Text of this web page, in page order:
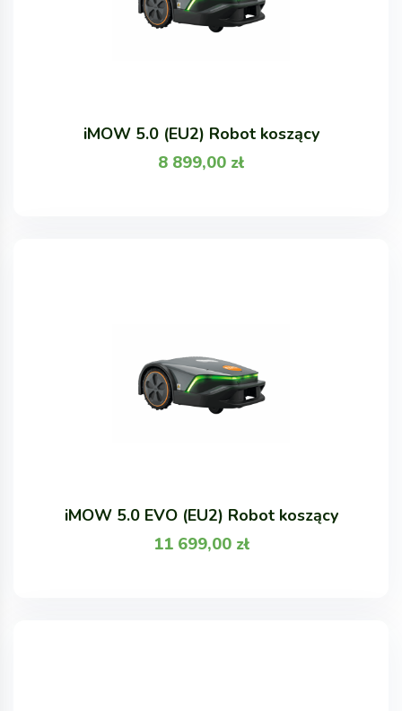
iMOW 5.0 (EU2) Robot koszący
8 899,00 zł
iMOW 5.0 EVO (EU2) Robot koszący
11 699,00 zł